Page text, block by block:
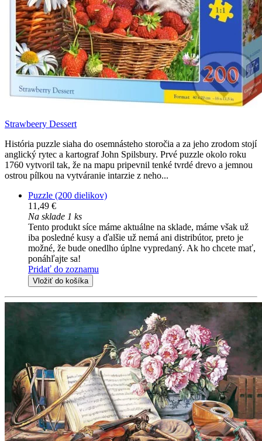
Strawbeery Dessert
História puzzle siaha do osemnásteho storočia a za jeho zrodom stojí
anglický rytec a kartograf John Spilsbury. Prvé puzzle okolo roku
1760 vytvoril tak, že na mapu pripevnil tenké tvrdé drevo a jemnou
ostrou pílkou na vytváranie intarzie z neho...
Puzzle (200 dielikov)
11,49 €
Na sklade 1 ks
Tento produkt síce máme aktuálne na sklade, máme však už
iba posledné kusy a ďalšie už nemá ani distribútor, preto je
možné, že bude onedlho úplne vypredaný. Ak ho chcete mať,
ponáhľajte sa!
Pridať do zoznamu
Vložiť do košíka